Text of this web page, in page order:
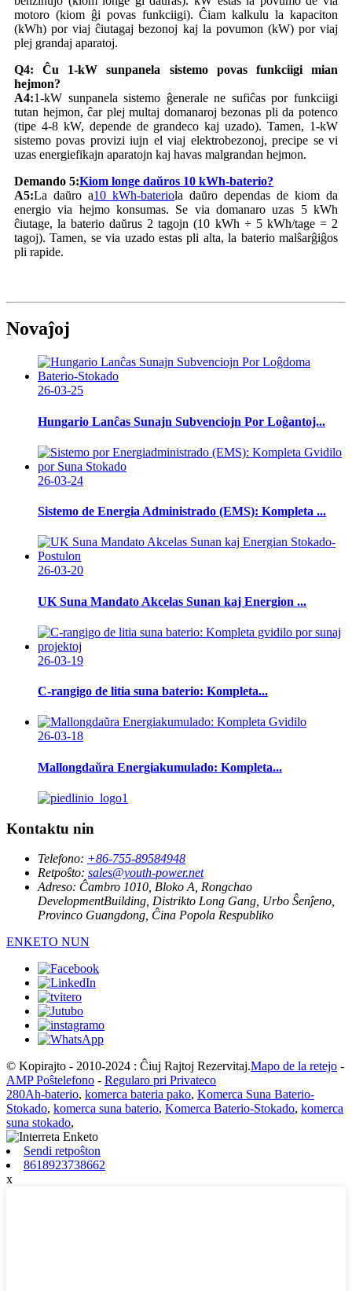
motoro (kiom ĝi povas funkciigi). Ĉiam kalkulu la kapaciton
(kWh) por viaj ĉiutagaj bezonoj kaj la povumon (kW) por viaj
plej grandaj aparatoj.
Q4: Ĉu 1-kW sunpanela sistemo povas funkciigi mian
hejmon?
A4:1-kW sunpanela sistemo ĝenerale ne sufiĉas por funkciigi
tutan hejmon, ĉar plej multaj domanaroj bezonas pli da potenco
(tipe 4-8 kW, depende de grandeco kaj uzado). Tamen, 1-kW
sistemo povas provizi iujn el viaj elektrobezonoj, precipe se vi
uzas energiefikajn aparatojn kaj havas malgrandan hejmon.
Demando 5:Kiom longe daŭros 10 kWh-baterio?
A5:La daŭro a10 kWh-bateriola daŭro dependas de kiom da
energio via hejmo konsumas. Se via domanaro uzas 5 kWh
ĉiutage, la baterio daŭrus 2 tagojn (10 kWh ÷ 5 kWh/tage = 2
tagoj). Tamen, se via uzado estas pli alta, la baterio malŝarĝiĝos
pli rapide.
Novaĵoj
26-03-25
Hungario Lanĉas Sunajn Subvenciojn Por Loĝantoj...
26-03-24
Sistemo de Energia Administrado (EMS): Kompleta ...
26-03-20
UK Suna Mandato Akcelas Sunan kaj Energion ...
26-03-19
C-rangigo de litia suna baterio: Kompleta...
26-03-18
Mallongdaŭra Energiakumulado: Kompleta...
Kontaktu nin
Telefono: +86-755-89584948
Retpoŝto: sales@youth-power.net
Adreso: Ĉambro 1010, Bloko A, Rongchao
DevelopmentBuilding, Distrikto Long Gang, Urbo Ŝenĵeno,
Provinco Guangdong, Ĉina Popola Respubliko
ENKETO NUN
© Kopirajto - 2010-2024 : Ĉiuj Rajtoj Rezervitaj.Mapo de la retejo -
AMP Poŝtelefono - Regularo pri Privateco
280Ah-baterio, komerca bateria pako, Komerca Suna Baterio-
Stokado, komerca suna baterio, Komerca Baterio-Stokado, komerca
suna stokado,
Sendi retpoŝton
8618923738662
x